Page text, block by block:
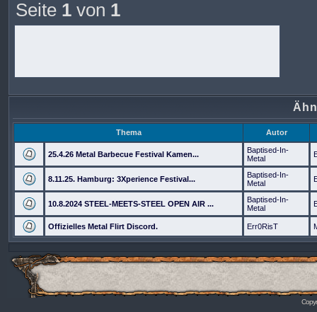
Seite 1 von 1
Thema Autor
25.4.26 Metal Barbecue Festival Kamen...
Baptised-In-
Metal
8.11.25. Hamburg: 3Xperience Festival...
Baptised-In-
Metal
10.8.2024 STEEL-MEETS-STEEL OPEN AIR ...
Baptised-In-
Metal
Offizielles Metal Flirt Discord. Err0RisT